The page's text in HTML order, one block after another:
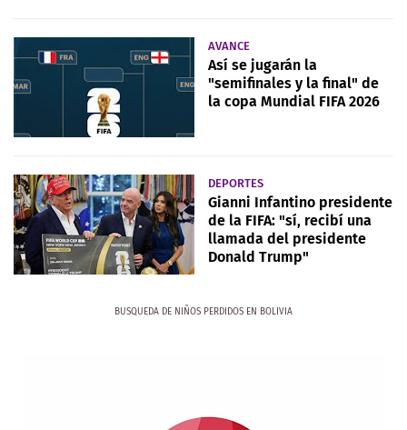
AVANCE
Así se jugarán la
"semifinales y la final" de
la copa Mundial FIFA 2026
DEPORTES
Gianni Infantino presidente
de la FIFA: "sí, recibí una
llamada del presidente
Donald Trump"
BUSQUEDA DE NIÑOS PERDIDOS EN BOLIVIA